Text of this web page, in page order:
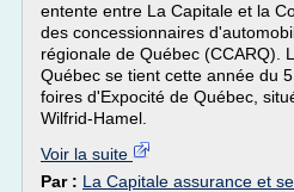
entente entre La Capitale et la
des concessionnaires
régionale de Québec (CCARQ).
Québec se tient cette année du
foires d'Expocité de Québec,
Wilfrid-Hamel.
Voir la suite
Par : La Capitale assurance et